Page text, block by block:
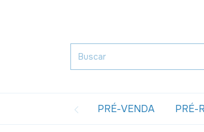
PRÉ-VENDA PRÉ-